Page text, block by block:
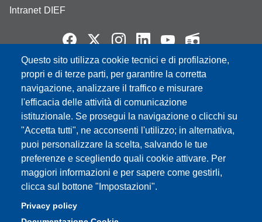
Questo sito utilizza cookie tecnici e di profilazione,
propri e di terze parti, per garantire la corretta
navigazione, analizzare il traffico e misurare
l'efficacia delle attività di comunicazione
istituzionale. Se prosegui la navigazione o clicchi su
"Accetta tutti", ne acconsenti l'utilizzo; in alternativa,
puoi personalizzare la scelta, salvando le tue
preferenze e scegliendo quali cookie attivare. Per
maggiori informazioni e per sapere come gestirli,
clicca sul bottone "Impostazioni".
Privacy policy
Intranet DIEF
Partita IVA: 00427620364
e-mail: urp@unimore.it
PEC: primo contatto: urp@pec.unimore.it
Indirizzo ReGIndE per notifica Atti Processuali:
direzionelegale@pec.unimore.it
Sede di Modena: Via Università 4, 41121 Modena, Tel. 059
2056511 - Fax 059 245156
Sede di Reggio Emilia : Viale A. Allegri 9, 42121 Reggio
Emilia, Tel. 0522 523041 - Fax 0522 523045